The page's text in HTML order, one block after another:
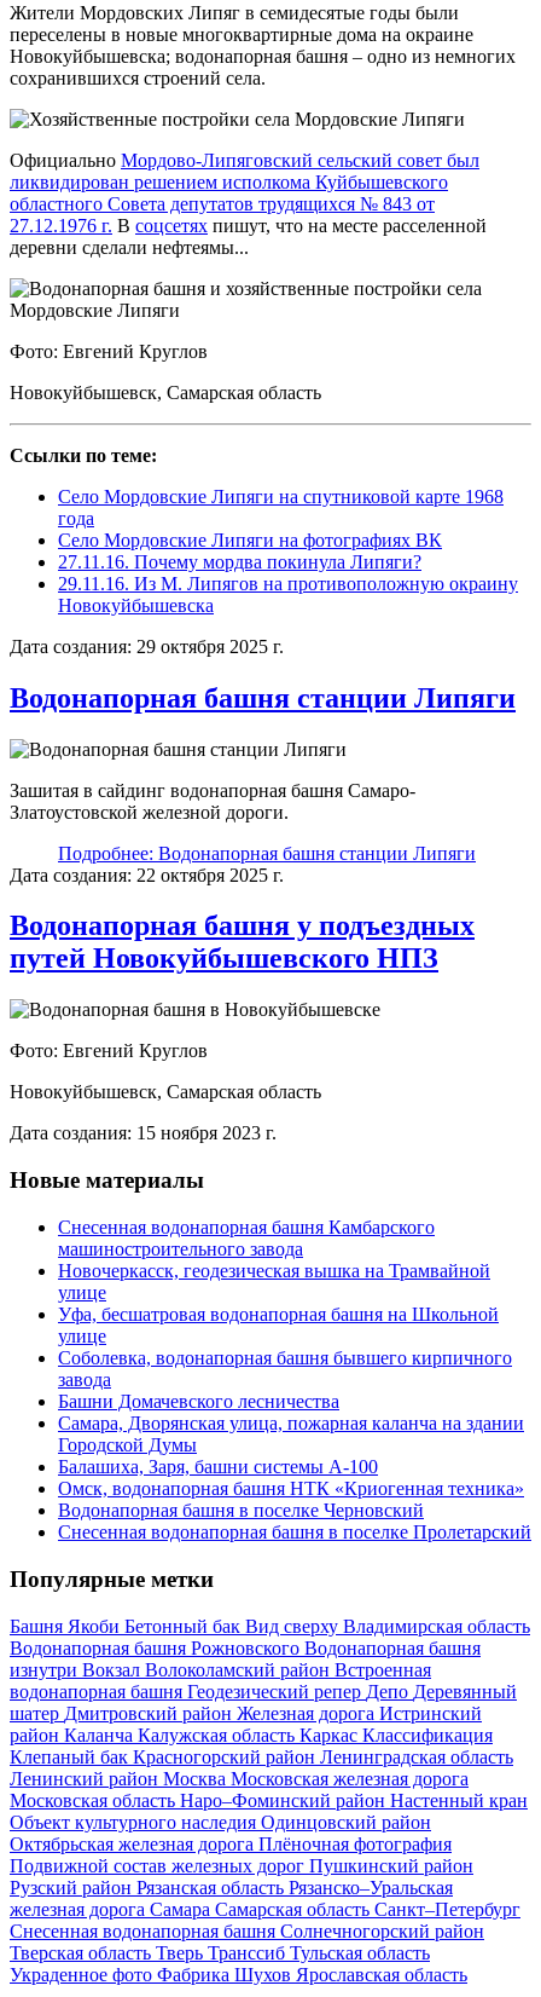
Жители Мордовских Липяг в семидесятые годы были
переселены в новые многоквартирные дома на окраине
Новокуйбышевска; водонапорная башня – одно из немногих
сохранившихся строений села.
Официально Мордово-Липяговский сельский совет был
ликвидирован решением исполкома Куйбышевского
областного Совета депутатов трудящихся № 843 от
27.12.1976 г. В соцсетях пишут, что на месте расселенной
деревни сделали нефтеямы...
Фото: Евгений Круглов
Новокуйбышевск, Самарская область
Ссылки по теме:
Село Мордовские Липяги на спутниковой карте 1968
года
Село Мордовские Липяги на фотографиях ВК
27.11.16. Почему мордва покинула Липяги?
29.11.16. Из М. Липягов на противоположную окраину
Новокуйбышевска
Дата создания: 29 октября 2025 г.
Водонапорная башня станции Липяги
Зашитая в сайдинг водонапорная башня Самаро-
Златоустовской железной дороги.
Подробнее: Водонапорная башня станции Липяги
Дата создания: 22 октября 2025 г.
Водонапорная башня у подъездных
путей Новокуйбышевского НПЗ
Фото: Евгений Круглов
Новокуйбышевск, Самарская область
Дата создания: 15 ноября 2023 г.
Новые материалы
Снесенная водонапорная башня Камбарского
машиностроительного завода
Новочеркасск, геодезическая вышка на Трамвайной
улице
Уфа, бесшатровая водонапорная башня на Школьной
улице
Соболевка, водонапорная башня бывшего кирпичного
завода
Башни Домачевского лесничества
Самара, Дворянская улица, пожарная каланча на здании
Городской Думы
Балашиха, Заря, башни системы А-100
Омск, водонапорная башня НТК «Криогенная техника»
Водонапорная башня в поселке Черновский
Снесенная водонапорная башня в поселке Пролетарский
Популярные метки
Башня Якоби Бетонный бак Вид сверху Владимирская область
Водонапорная башня Рожновского Водонапорная башня
изнутри Вокзал Волоколамский район Встроенная
водонапорная башня Геодезический репер Депо Деревянный
шатер Дмитровский район Железная дорога Истринский
район Каланча Калужская область Каркас Классификация
Клепаный бак Красногорский район Ленинградская область
Ленинский район Москва Московская железная дорога
Московская область Наро–Фоминский район Настенный кран
Объект культурного наследия Одинцовский район
Октябрьская железная дорога Плёночная фотография
Подвижной состав железных дорог Пушкинский район
Рузский район Рязанская область Рязанско–Уральская
железная дорога Самара Самарская область Санкт–Петербург
Снесенная водонапорная башня Солнечногорский район
Тверская область Тверь Транссиб Тульская область
Украденное фото Фабрика Шухов Ярославская область